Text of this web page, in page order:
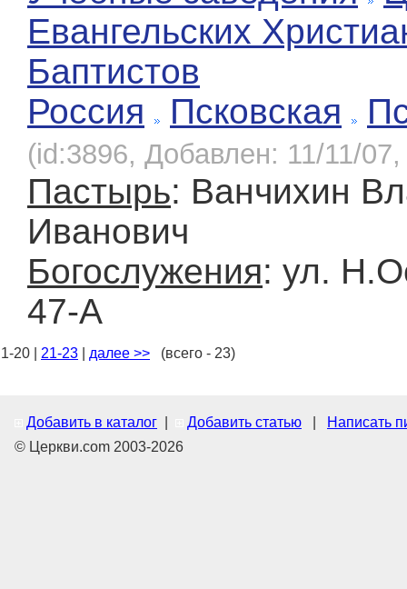
Евангельских
Баптистов
Россия
Псковская
(id:3896, Добавлен: 11/11/
Пастырь: Ванчихин
Иванович
Богослужения: ул.
47-А
1-20 | 21-23 далее >> (всего - 23)
Добавить в каталог Добавить статью
Написать
© Церкви.com 2003-2026